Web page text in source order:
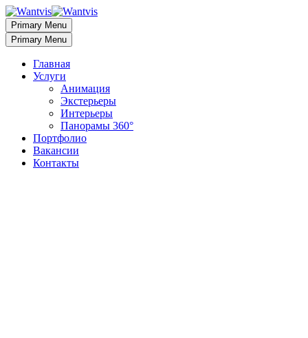
Primary Menu
Primary Menu
Главная
Услуги
Анимация
Экстерьеры
Интерьеры
Панорамы 360°
Портфолио
Вакансии
Контакты